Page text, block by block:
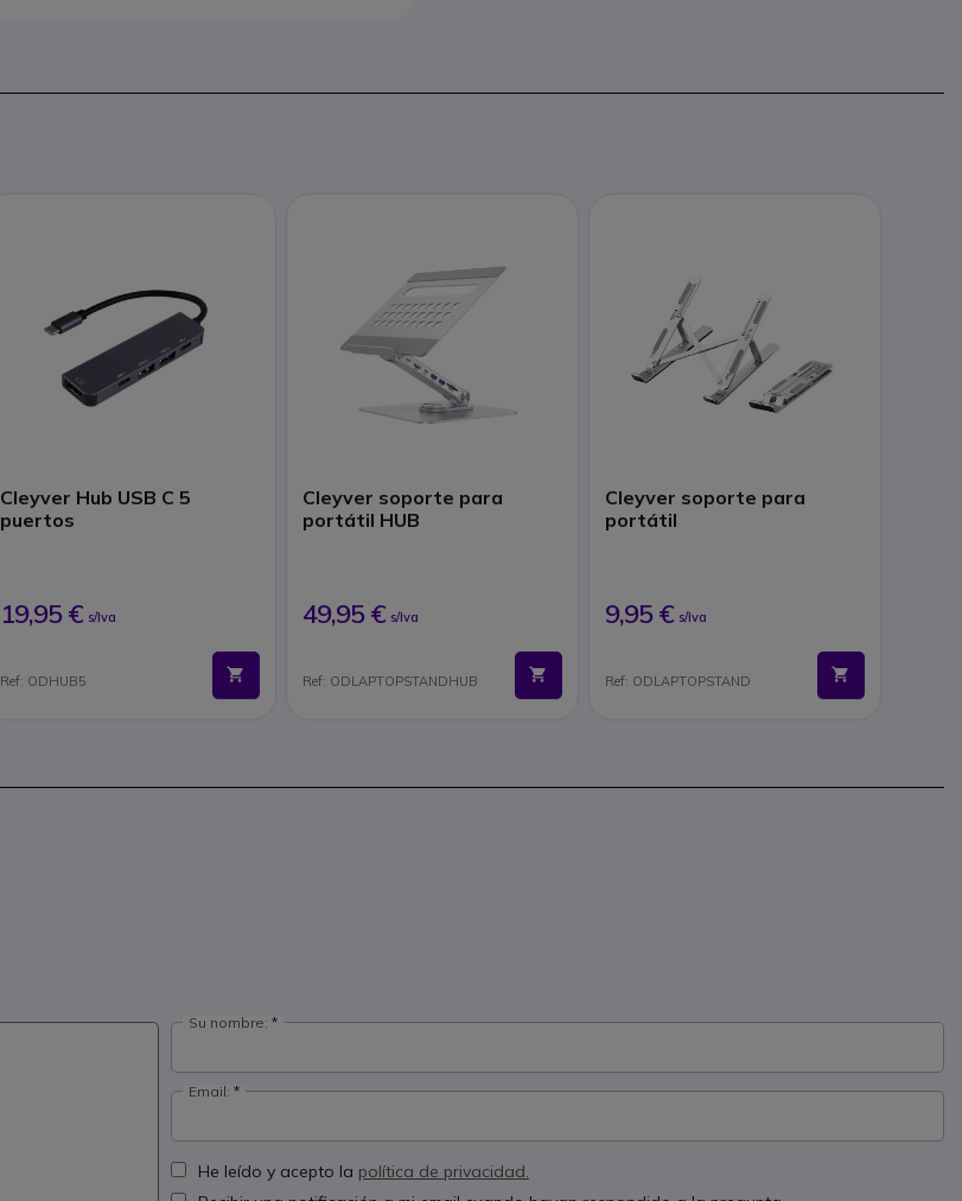
Cleyver Hub USB C 5
puertos
19,95 € s/Iva
Ref: ODHUB5
Cleyver soporte para
portátil HUB
49,95 € s/Iva
Ref: ODLAPTOPSTANDHUB
Cleyver soporte para
portátil
9,95 € s/Iva
Ref: ODLAPTOPSTAND
Su nombre:
Email:
He leído y acepto la política de privacidad.